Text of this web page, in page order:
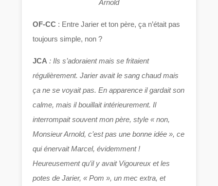
Arnold
OF-CC : Entre Jarier et ton père, ça n’était pas
toujours simple, non ?
JCA: Ils s’adoraient mais se fritaient
régulièrement. Jarier avait le sang chaud mais
ça ne se voyait pas. En apparence il gardait son
calme, mais il bouillait intérieurement. Il
interrompait souvent mon père, style « non,
Monsieur Arnold, c’est pas une bonne idée », ce
qui énervait Marcel, évidemment !
Heureusement qu’il y avait Vigoureux et les
potes de Jarier, « Pom », un mec extra, et